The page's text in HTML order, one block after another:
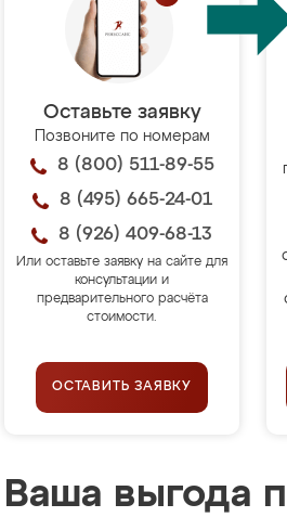
Оставьте заявку
Позвоните по номерам
8 (800) 511-89-55
8 (495) 665-24-01
8 (926) 409-68-13
Или оставьте заявку на сайте для
консультации и
предварительного расчёта
стоимости.
ОСТАВИТЬ ЗАЯВКУ
Ваша выгода